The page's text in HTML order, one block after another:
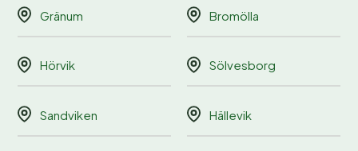
Gränum Bromölla
Hörvik Sölvesborg
Sandviken Hällevik